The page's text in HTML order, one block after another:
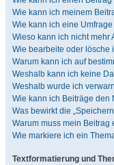
Wie kann ich meinem
Wie kann ich eine
Wieso kann ich nicht mehr
Wie bearbeite oder lösche
Warum kann ich auf
Weshalb kann ich keine
Weshalb wurde ich
Wie kann ich Beiträge den
Was bewirkt die
Warum muss mein
Wie markiere ich ein
Textformatierung und